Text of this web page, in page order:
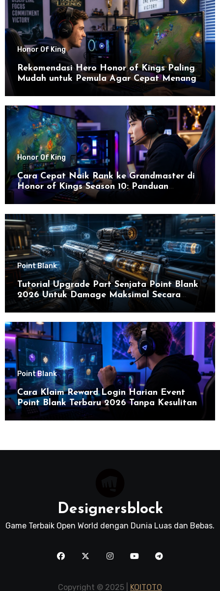
Honor Of King
Rekomendasi Hero Honor of Kings Paling
Mudah untuk Pemula Agar Cepat Menang
Honor Of King
Cara Cepat Naik Rank ke Grandmaster di
Honor of Kings Season 10: Panduan
Lengkap dan Strategi Terbaru untuk Sukses
di 2026
Point Blank
Tutorial Upgrade Part Senjata Point Blank
2026 Untuk Damage Maksimal Secara
Efektif
Point Blank
Cara Klaim Reward Login Harian Event
Point Blank Terbaru 2026 Tanpa Kesulitan
Designersblock
Game Terbaik Open World dengan Dunia Luas dan Bebas.
Copyright © 2025 | KOITOTO